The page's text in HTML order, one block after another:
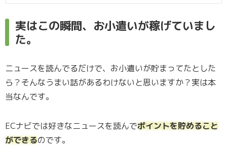
実はこの瞬間、お小遣いが稼げていまし
た。
ニュースを読んでるだけで、お小遣いが貯まってたとした
ら？そんなうまい話があるわけないと思いますか？実は本
当なんです。
ECナビでは好きなニュースを読んでポイントを貯めること
ができるのです。